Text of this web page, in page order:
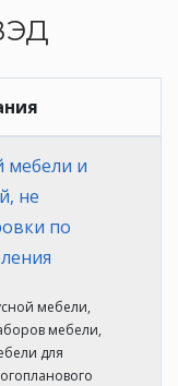
мебели и
не
по
мебели,
мебели,
для